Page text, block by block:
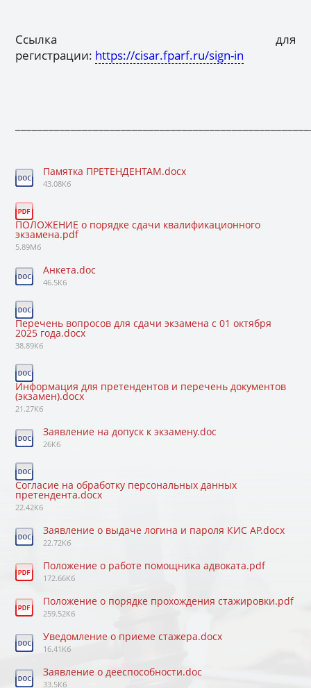
Ссылка для
регистрации: https://cisar.fparf.ru/sign-in
Памятка ПРЕТЕНДЕНТАМ.docx
43.08Кб
ПОЛОЖЕНИЕ о порядке сдачи квалификационного
экзамена.pdf
5.89Мб
Анкета.doc
46.5Кб
Перечень вопросов для сдачи экзамена с 01 октября
2025 года.docx
38.89Кб
Информация для претендентов и перечень документов
(экзамен).docx
21.27Кб
Заявление на допуск к экзамену.doc
26Кб
Согласие на обработку персональных данных
претендента.docx
22.42Кб
Заявление о выдаче логина и пароля КИС АР.docx
22.72Кб
Положение о работе помощника адвоката.pdf
172.66Кб
Положение о порядке прохождения стажировки.pdf
259.52Кб
Уведомление о приеме стажера.docx
16.41Кб
Заявление о дееспособности.doc
33.5Кб